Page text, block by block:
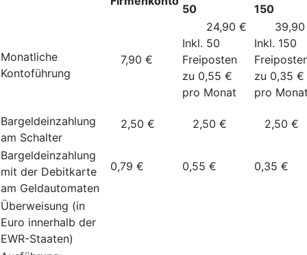
50
150
Monatliche
Kontoführung
7,90 €
24,90 €
Inkl. 50
Freiposten
zu 0,55 €
pro Monat
39,90
Inkl. 150
zu 0,35 €
pro
Bargeldeinzahlung
am Schalter
2,50 € 2,50 € 2,50 €
Bargeldeinzahlung
mit der Debitkarte
am Geldautomaten
0,79 € 0,55 € 0,35 €
Überweisung (in
Euro innerhalb der
EWR-Staaten)